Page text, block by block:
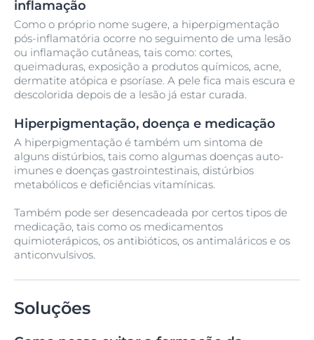
inflamação
Como o próprio nome sugere, a hiperpigmentação
pós-inflamatória ocorre no seguimento de uma lesão
ou inflamação cutâneas, tais como: cortes,
queimaduras, exposição a produtos químicos, acne,
dermatite atópica e psoríase. A pele fica mais escura e
descolorida depois de a lesão já estar curada.
Hiperpigmentação, doença e medicação
A hiperpigmentação é também um sintoma de
alguns distúrbios, tais como algumas doenças auto-
imunes e doenças gastrointestinais, distúrbios
metabólicos e deficiências vitamínicas.
Também pode ser desencadeada por certos tipos de
medicação, tais como os medicamentos
quimioterápicos, os antibióticos, os antimaláricos e os
anticonvulsivos.
Soluções